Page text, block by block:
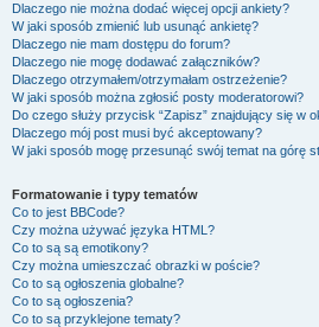
Dlaczego nie można dodać więcej opcji ankiety?
W jaki sposób zmienić lub usunąć ankietę?
Dlaczego nie mam dostępu do forum?
Dlaczego nie mogę dodawać załączników?
Dlaczego otrzymałem/otrzymałam ostrzeżenie?
W jaki sposób można zgłosić posty moderatorowi?
Do czego służy przycisk “Zapisz” znajdujący się w
Dlaczego mój post musi być akceptowany?
W jaki sposób mogę przesunąć swój temat na górę
Formatowanie i typy tematów
Co to jest BBCode?
Czy można używać języka HTML?
Co to są są emotikony?
Czy można umieszczać obrazki w poście?
Co to są ogłoszenia globalne?
Co to są ogłoszenia?
Co to są przyklejone tematy?